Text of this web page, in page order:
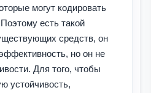
могут кодировать
есть такой
средств, он
но он не
Для того, чтобы
устойчивость,